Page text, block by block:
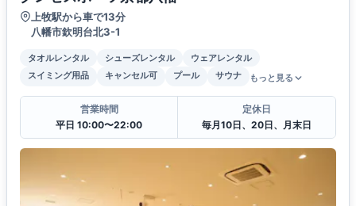
上牧駅から車で13分
八幡市欽明台北3-1
タオルレンタル シューズレンタル
ウェアレンタル
スイミング用品
キャンセル可 プール サウナ もっと見る
営業時間
平日 10:00〜22:00
定休日
毎月10日、20日、月末日